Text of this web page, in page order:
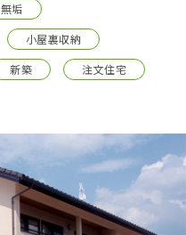
無垢
小屋裏収納
新築 注文住宅